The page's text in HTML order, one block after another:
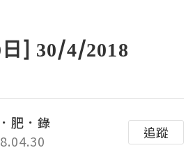
] 30/4/2018
肥．錄
追蹤